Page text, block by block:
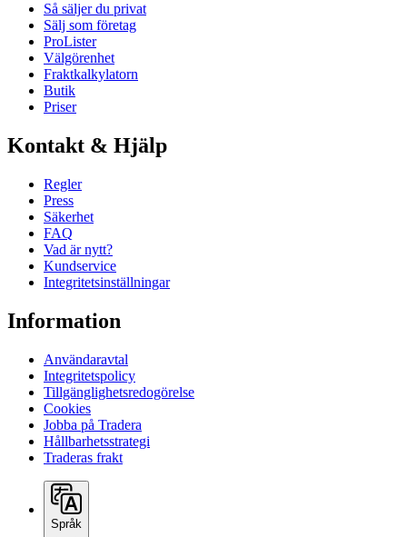
Så säljer du privat
Sälj som företag
ProLister
Välgörenhet
Fraktkalkylatorn
Butik
Priser
Kontakt & Hjälp
Regler
Press
Säkerhet
FAQ
Vad är nytt?
Kundservice
Integritetsinställningar
Information
Användaravtal
Integritetspolicy
Tillgänglighetsredogörelse
Cookies
Jobba på Tradera
Hållbarhetsstrategi
Traderas frakt
Språk